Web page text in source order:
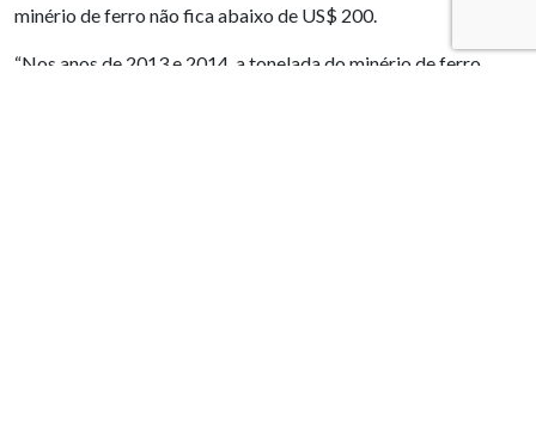
minério de ferro não fica abaixo de US$ 200.
“Nos anos de 2013 e 2014, a tonelada do minério de ferro